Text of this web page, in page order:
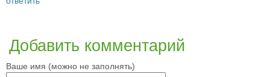
Добавить комментарий
Ваше имя (можно не заполнять)